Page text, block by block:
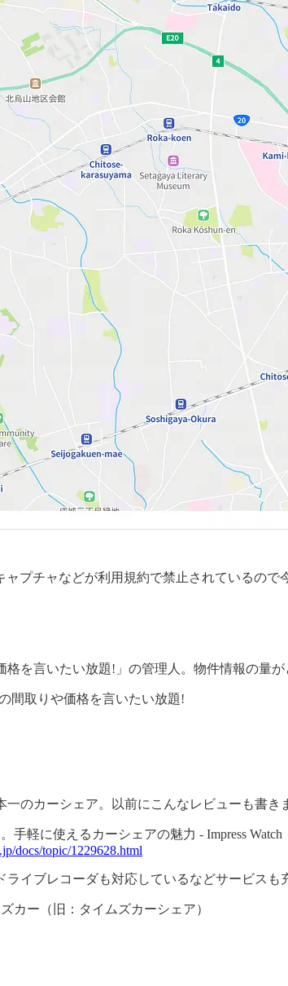
ャプチャなどが利用規約で禁止されているの
を言いたい放題!」の管理人。物件情報の量
間取りや価格を言いたい放題!
のカーシェア。以前にこんなレビューも書き
手軽に使えるカーシェアの魅力 - Impress Watch
docs/topic/1229628.html
イブレコーダも対応しているなどサービスも
カー（旧：タイムズカーシェア）